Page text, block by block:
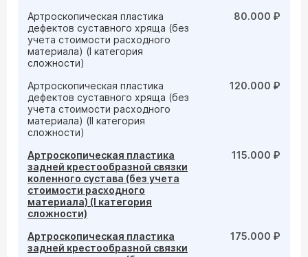
Артроскопическая пластика
дефектов суставного хряща (без
учета стоимости расходного
материала) (I категория
сложности)
80.000 ₽
Артроскопическая пластика
дефектов суставного хряща (без
учета стоимости расходного
материала) (II категория
сложности)
120.000 ₽
Артроскопическая пластика
задней крестообразной связки
коленного сустава (без учета
стоимости расходного
материала) (I категория
сложности)
115.000 ₽
Артроскопическая пластика
задней крестообразной связки
175.000 ₽